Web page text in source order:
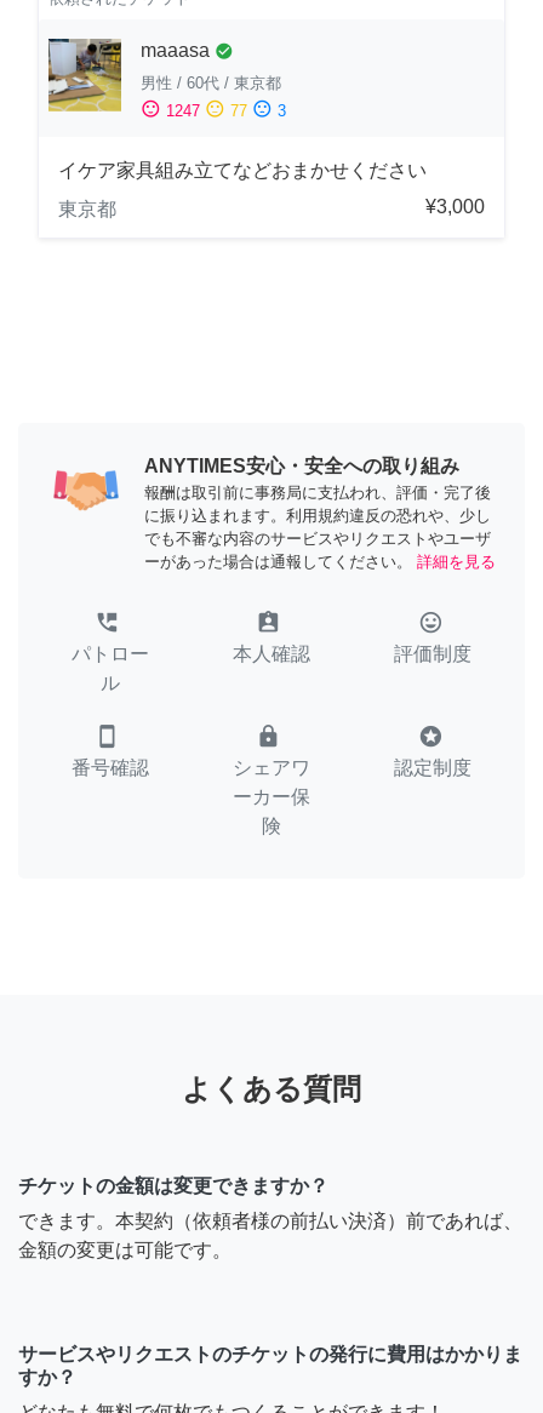
maaasa check_circle
男性 / 60代 / 東京都
sentiment_satisfied 1247 sentiment_neutral 77 sentiment_dissatisfied 3
イケア家具組み立てなどおまかせください
東京都
¥3,000
ANYTIMES安心・安全への取り組み
報酬は取引前に事務局に支払われ、評価・完了後
に振り込まれます。利用規約違反の恐れや、少し
でも不審な内容のサービスやリクエストやユーザ
ーがあった場合は通報してください。
詳細を見る
perm_phone_msg
パトロー
ル
assignment_ind
本人確認
tag_faces
評価制度
smartphone
番号確認
lock
シェアワ
ーカー保
険
stars
認定制度
よくある質問
チケットの金額は変更できますか？
できます。本契約（依頼者様の前払い決済）前であれば、
金額の変更は可能です。
サービスやリクエストのチケットの発行に費用はかかりま
すか？